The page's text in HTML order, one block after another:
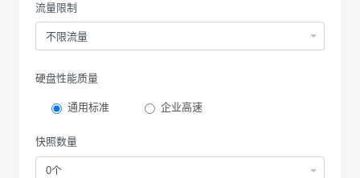
流量限制
不限流量
硬盘性能质量
通用标准 企业高速
快照数量
0个